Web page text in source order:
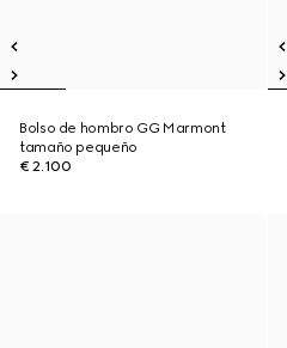
Bolso de hombro GG Marmont
tamaño pequeño
€ 2.100